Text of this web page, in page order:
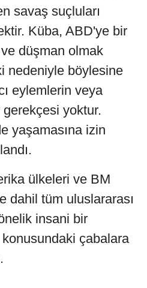
savaş suçluları
Küba, ABD'ye bir
düşman olmak
nedeniyle böylesine
eylemlerin veya
gerekçesi yoktur.
yaşamasına izin
ülkeleri ve BM
dahil tüm uluslararası
insani bir
çabalara